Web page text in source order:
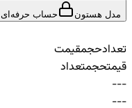
مدل هستون حساب حرفه‌ای
تعدادحجمقیمت
قیمتحجمتعداد
-
-
-
-
-
-